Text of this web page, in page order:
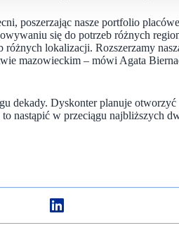
poszerzając nasze portfolio
się do potrzeb różnych
lokalizacji. Rozszerzamy
mazowieckim – mówi Agata
dekady. Dyskonter planuje otworzyć
nastąpić w przeciągu najbliższych